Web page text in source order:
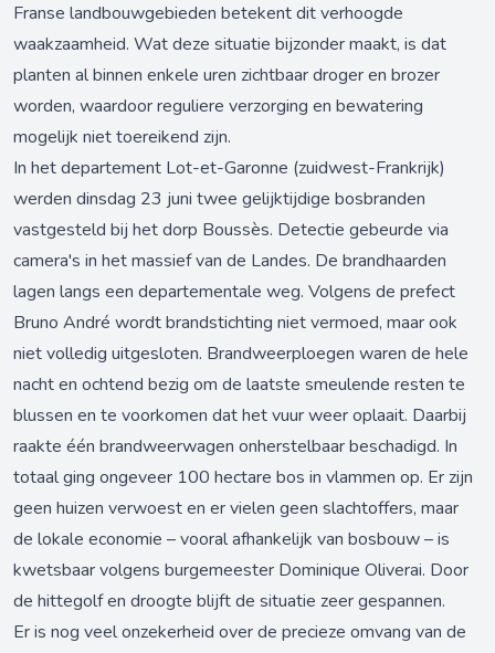
Franse landbouwgebieden betekent dit verhoogde
waakzaamheid. Wat deze situatie bijzonder maakt, is dat
planten al binnen enkele uren zichtbaar droger en brozer
worden, waardoor reguliere verzorging en bewatering
mogelijk niet toereikend zijn.
In het departement Lot-et-Garonne (zuidwest-Frankrijk)
werden dinsdag 23 juni twee gelijktijdige bosbranden
vastgesteld bij het dorp Boussès. Detectie gebeurde via
camera's in het massief van de Landes. De brandhaarden
lagen langs een departementale weg. Volgens de prefect
Bruno André wordt brandstichting niet vermoed, maar ook
niet volledig uitgesloten. Brandweerploegen waren de hele
nacht en ochtend bezig om de laatste smeulende resten te
blussen en te voorkomen dat het vuur weer oplaait. Daarbij
raakte één brandweerwagen onherstelbaar beschadigd. In
totaal ging ongeveer 100 hectare bos in vlammen op. Er zijn
geen huizen verwoest en er vielen geen slachtoffers, maar
de lokale economie – vooral afhankelijk van bosbouw – is
kwetsbaar volgens burgemeester Dominique Oliverai. Door
de hittegolf en droogte blijft de situatie zeer gespannen.
Er is nog veel onzekerheid over de precieze omvang van de